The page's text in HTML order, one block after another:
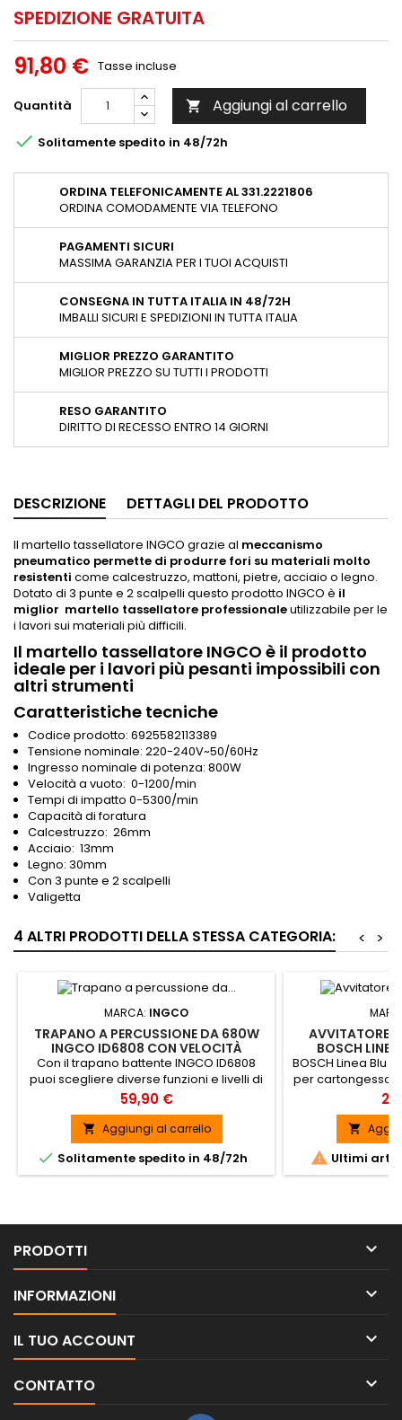
SPEDIZIONE GRATUITA
91,80 € Tasse incluse
Quantità  Aggiungi al carrello
 Solitamente spedito in 48/72h
ORDINA TELEFONICAMENTE AL 331.2221806
ORDINA COMODAMENTE VIA TELEFONO
PAGAMENTI SICURI
MASSIMA GARANZIA PER I TUOI ACQUISTI
CONSEGNA IN TUTTA ITALIA IN 48/72H
IMBALLI SICURI E SPEDIZIONI IN TUTTA ITALIA
MIGLIOR PREZZO GARANTITO
MIGLIOR PREZZO SU TUTTI I PRODOTTI
RESO GARANTITO
DIRITTO DI RECESSO ENTRO 14 GIORNI
DESCRIZIONE DETTAGLI DEL PRODOTTO
Il martello tassellatore INGCO grazie al meccanismo
pneumatico permette di produrre fori su materiali molto
resistenti come calcestruzzo, mattoni, pietre, acciaio o legno.
Dotato di 3 punte e 2 scalpelli questo prodotto INGCO è il
miglior martello tassellatore professionaleutilizzabile per le
i lavori sui materiali più difficili.
Il martello tassellatore INGCO è il prodotto
ideale per i lavori più pesanti impossibili con
altri strumenti
Caratteristiche tecniche
Codice prodotto: 6925582113389
Tensione nominale: 220-240V~50/60Hz
Ingresso nominale di potenza: 800W
Velocità a vuoto: 0-1200/min
Tempi di impatto 0-5300/min
Capacità di foratura
Calcestruzzo: 26mm
Acciaio: 13mm
Legno: 30mm
Con 3 punte e 2 scalpelli
Valigetta
4 ALTRI PRODOTTI DELLA STESSA CATEGORIA: >
<
MARCA: INGCO
TRAPANO A PERCUSSIONE DA 680W
INGCO ID6808 CON VELOCITÀ
REGOLABILE
Con il trapano battente INGCO ID6808
puoi scegliere diverse funzioni e livelli di
velocità SPEDIZIONE GRATUITA
Prezzo
59,90 €
 Aggiungi al carrello
 Solitamente spedito in 48/72h
AVVITATORE
BOSCH
BOSCH Linea Blu
per cartongesso

 Ultimi
PRODOTTI 
INFORMAZIONI 
IL TUO ACCOUNT 
CONTATTO 